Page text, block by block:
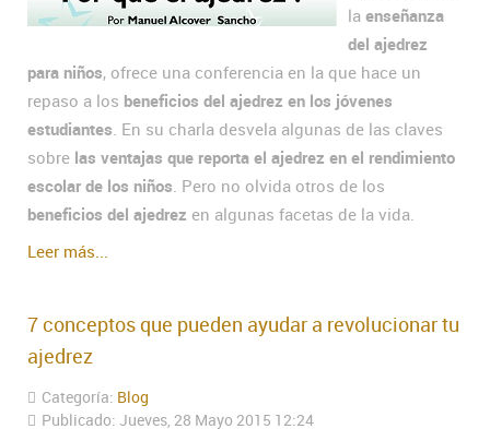
la enseñanza
del ajedrez
para niños, ofrece una conferencia en la que hace un
repaso a los beneficios del ajedrez en los jóvenes
estudiantes. En su charla desvela algunas de las claves
sobre las ventajas que reporta el ajedrez en el rendimiento
escolar de los niños. Pero no olvida otros de los
beneficios del ajedrez en algunas facetas de la vida.
Leer más...
7 conceptos que pueden ayudar a revolucionar tu
ajedrez
Categoría: Blog
Publicado: Jueves, 28 Mayo 2015 12:24